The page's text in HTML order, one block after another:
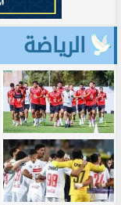
الرياضة